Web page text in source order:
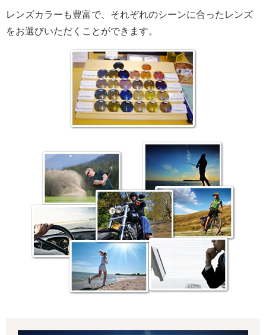
レンズカラーも豊富で、それぞれのシーンに合ったレンズ
をお選びいただくことができます。